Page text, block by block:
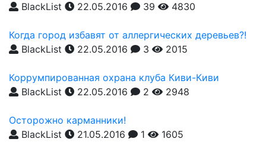
BlackList
22.05.2016 39 4830
Когда город избавят от аллергических деревьев?!
BlackList
22.05.2016 3 2015
Коррумпированная охрана клуба Киви-Киви
BlackList
22.05.2016 2 2948
Осторожно карманники!
BlackList
21.05.2016 1 1605